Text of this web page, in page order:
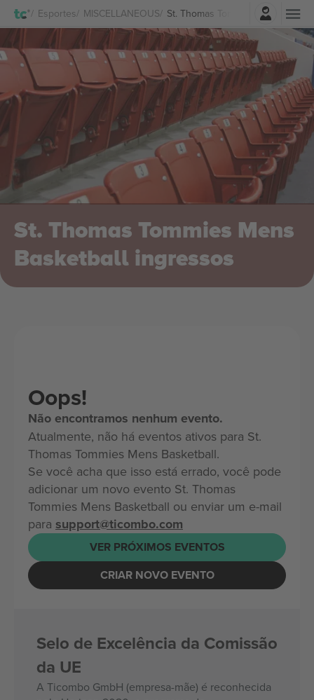
Esportes MISCELLANEOUS St. Thomas Tommies Mens
Entrar
St. Thomas Tommies Mens
Basketball ingressos
Oops!
Não encontramos nenhum evento.
Atualmente, não há eventos ativos para St.
Thomas Tommies Mens Basketball.
Se você acha que isso está errado, você pode
adicionar um novo evento St. Thomas
Tommies Mens Basketball ou enviar um e-mail
para support@ticombo.com
VER PRÓXIMOS EVENTOS
CRIAR NOVO EVENTO
Selo de Excelência da Comissão
da UE
A Ticombo GmbH (empresa-mãe) é reconhecida